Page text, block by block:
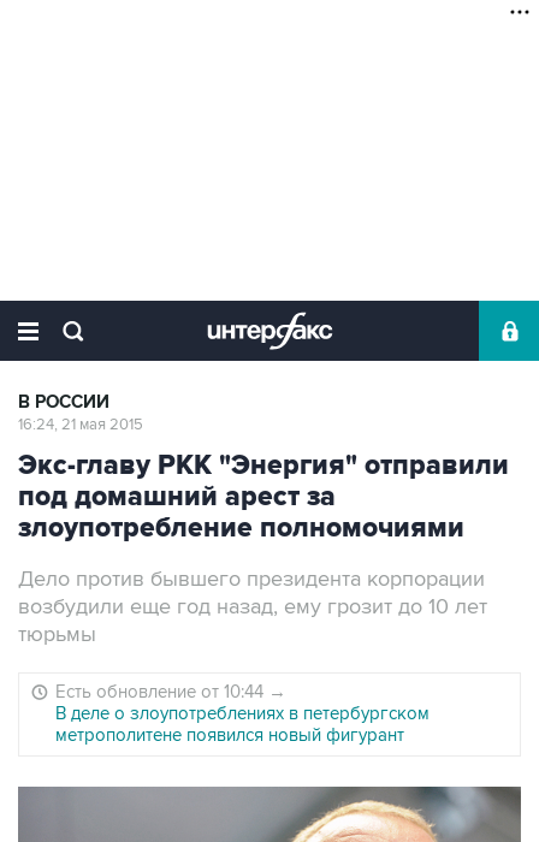
В РОССИИ
16:24, 21 мая 2015
Экс-главу РКК "Энергия" отправили
под домашний арест за
злоупотребление полномочиями
Дело против бывшего президента корпорации
возбудили еще год назад, ему грозит до 10 лет
тюрьмы
Есть обновление от 10:44 →
В деле о злоупотреблениях в петербургском
метрополитене появился новый фигурант